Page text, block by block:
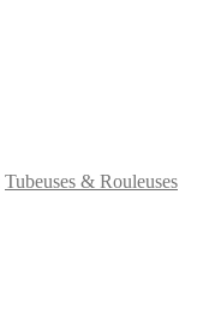
Tubeuses & Rouleuses